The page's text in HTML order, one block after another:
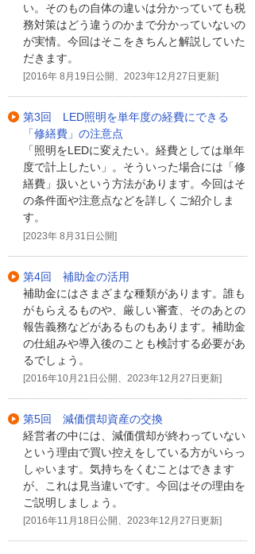
い。そのもの自体の違いは分かっていても税
務対策はどう違うのかまで分かっていないの
が実情。今回はそこをきちんと解説していた
だきます。
[2016年 8月19日公開、2023年12月27日更新]
第3回 LED照明を単年度の経費にできる
「修繕費」の注意点
「照明をLEDに変えたい。経費としては単年
度で計上したい」。そういった場合には「修
繕費」扱いという方法があります。今回はそ
の条件面や注意点などを詳しくご紹介しま
す。
[2023年 8月31日公開]
第4回 補助金の活用
補助金にはさまざまな種類があります。誰も
がもらえるものや、厳しい審査、そのあとの
報告義務などがあるものもあります。補助金
の仕組みや導入後のことも検討する必要があ
るでしょう。
[2016年10月21日公開、2023年12月27日更新]
第5回 減価償却資産の交換
経営者の中には、減価償却が終わっていない
という理由で買い控えをしている方がいらっ
しゃいます。気持ちをくむことはできます
が、これは見当違いです。今回はその理由を
ご説明しましょう。
[2016年11月18日公開、2023年12月27日更新]